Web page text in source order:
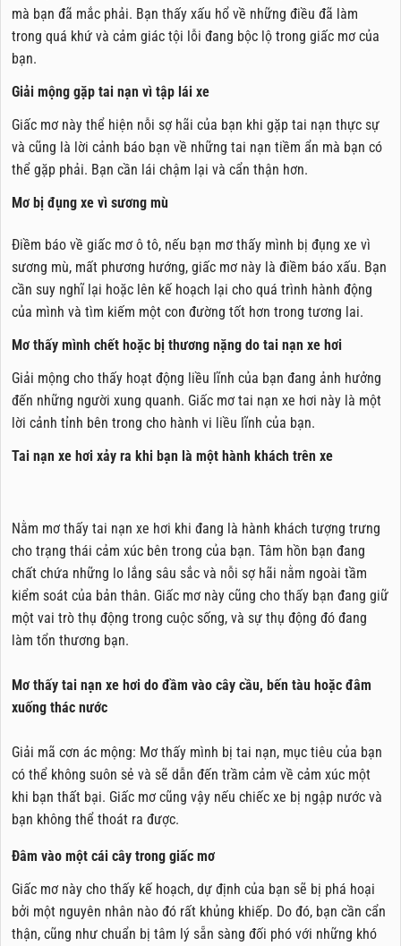
mà bạn đã mắc phải. Bạn thấy xấu hổ về những điều đã làm
trong quá khứ và cảm giác tội lỗi đang bộc lộ trong giấc mơ của
bạn.
Giải mộng gặp tai nạn vì tập lái xe
Giấc mơ này thể hiện nỗi sợ hãi của bạn khi gặp tai nạn thực sự
và cũng là lời cảnh báo bạn về những tai nạn tiềm ẩn mà bạn có
thể gặp phải. Bạn cần lái chậm lại và cẩn thận hơn.
Mơ bị đụng xe vì sương mù
Điềm báo về giấc mơ ô tô, nếu bạn mơ thấy mình bị đụng xe vì
sương mù, mất phương hướng, giấc mơ này là điềm báo xấu. Bạn
cần suy nghĩ lại hoặc lên kế hoạch lại cho quá trình hành động
của mình và tìm kiếm một con đường tốt hơn trong tương lai.
Mơ thấy mình chết hoặc bị thương nặng do tai nạn xe hơi
Giải mộng cho thấy hoạt động liều lĩnh của bạn đang ảnh hưởng
đến những người xung quanh. Giấc mơ tai nạn xe hơi này là một
lời cảnh tỉnh bên trong cho hành vi liều lĩnh của bạn.
Tai nạn xe hơi xảy ra khi bạn là một hành khách trên xe
Nằm mơ thấy tai nạn xe hơi khi đang là hành khách tượng trưng
cho trạng thái cảm xúc bên trong của bạn. Tâm hồn bạn đang
chất chứa những lo lắng sâu sắc và nỗi sợ hãi nằm ngoài tầm
kiểm soát của bản thân. Giấc mơ này cũng cho thấy bạn đang giữ
một vai trò thụ động trong cuộc sống, và sự thụ động đó đang
làm tổn thương bạn.
Mơ thấy tai nạn xe hơi do đầm vào cây cầu, bến tàu hoặc đâm
xuống thác nước
Giải mã cơn ác mộng: Mơ thấy mình bị tai nạn, mục tiêu của bạn
có thể không suôn sẻ và sẽ dẫn đến trầm cảm về cảm xúc một
khi bạn thất bại. Giấc mơ cũng vậy nếu chiếc xe bị ngập nước và
bạn không thể thoát ra được.
Đâm vào một cái cây trong giấc mơ
Giấc mơ này cho thấy kế hoạch, dự định của bạn sẽ bị phá hoại
bởi một nguyên nhân nào đó rất khủng khiếp. Do đó, bạn cần cẩn
thận, cũng như chuẩn bị tâm lý sẵn sàng đối phó với những khó